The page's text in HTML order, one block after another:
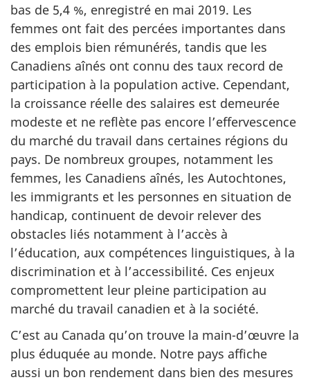
bas de 5,4 %, enregistré en mai 2019. Les
femmes ont fait des percées importantes dans
des emplois bien rémunérés, tandis que les
Canadiens aînés ont connu des taux record de
participation à la population active. Cependant,
la croissance réelle des salaires est demeurée
modeste et ne reflète pas encore l’effervescence
du marché du travail dans certaines régions du
pays. De nombreux groupes, notamment les
femmes, les Canadiens aînés, les Autochtones,
les immigrants et les personnes en situation de
handicap, continuent de devoir relever des
obstacles liés notamment à l’accès à
l’éducation, aux compétences linguistiques, à la
discrimination et à l’accessibilité. Ces enjeux
compromettent leur pleine participation au
marché du travail canadien et à la société.
C’est au Canada qu’on trouve la main-d’œuvre la
plus éduquée au monde. Notre pays affiche
aussi un bon rendement dans bien des mesures